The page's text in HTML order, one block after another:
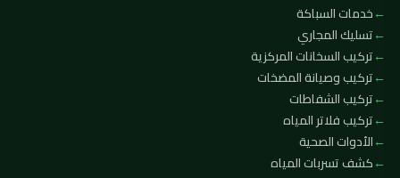
خدمات السباكة
تسليك المجاري
تركيب السخانات المركزية
تركيب وصيانة المضخات
تركيب الشفاطات
تركيب فلاتر المياه
الأدوات الصحية
كشف تسربات المياه